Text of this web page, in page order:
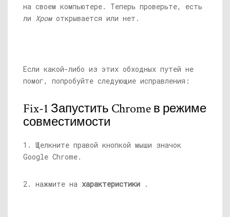
на своем компьютере. Теперь проверьте, есть
ли Хромоткрывается или нет.
Если какой-либо из этих обходных путей не
помог, попробуйте следующие исправления:
Fix-1 Запустить Chrome в режиме
совместимости
1. Щелкните правой кнопкой мыши значок
Google Chrome.
2. нажмите на характеристики .